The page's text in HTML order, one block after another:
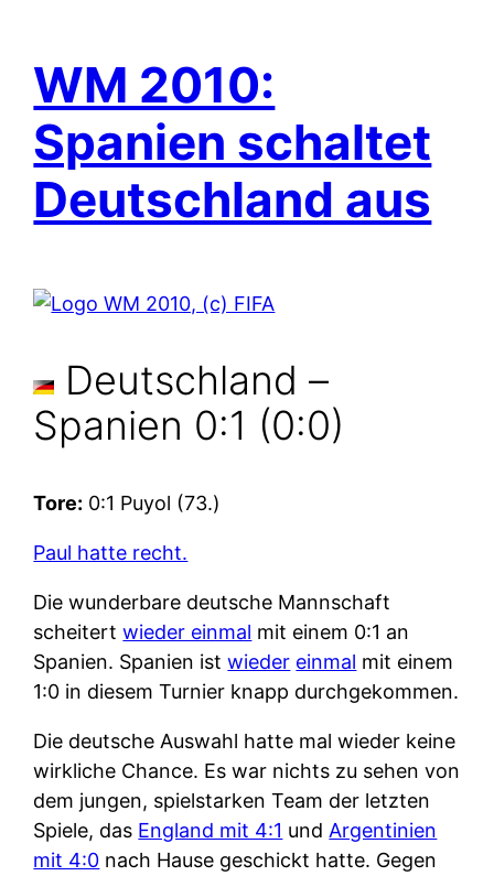
WM 2010:
Spanien schaltet
Deutschland aus
Deutschland –
Spanien 0:1 (0:0)
Tore: 0:1 Puyol (73.)
Paul hatte recht.
Die wunderbare deutsche Mannschaft
scheitertwieder einmal mit einem 0:1 an
Spanien. Spanien istwieder einmal mit einem
1:0 in diesem Turnier knapp durchgekommen.
Die deutsche Auswahl hatte mal wieder keine
wirkliche Chance. Es war nichts zu sehen von
dem jungen, spielstarken Team der letzten
Spiele, das England mit 4:1 und Argentinien
mit 4:0 nach Hause geschickt hatte. Gegen